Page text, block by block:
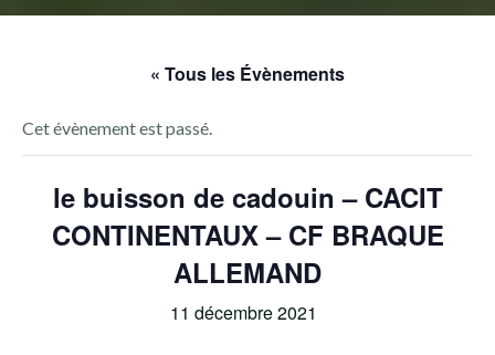
« Tous les Évènements
Cet évènement est passé.
le buisson de cadouin – CACIT
CONTINENTAUX – CF BRAQUE
ALLEMAND
11 décembre 2021